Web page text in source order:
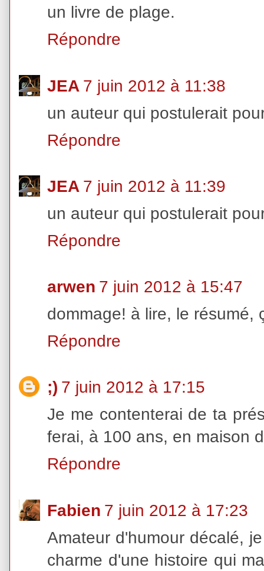
un livre de plage.
Répondre
JEA 7 juin 2012 à 11:38
un auteur qui postulerait
Répondre
JEA 7 juin 2012 à 11:39
un auteur qui postulerait
Répondre
arwen 7 juin 2012 à 15:47
dommage! à lire, le résumé,
Répondre
;) 7 juin 2012 à 17:15
Je me contenterai de ta
ferai, à 100 ans, en maison
Répondre
Fabien 7 juin 2012 à 17:23
Amateur d'humour décalé,
charme d'une histoire qui